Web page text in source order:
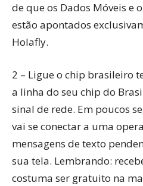
de que os Dados Móveis e
estão apontados
Holafly.
2 – Ligue o chip brasileiro
a linha do seu chip do
sinal de rede. Em poucos
vai se conectar a uma
mensagens de texto
sua tela. Lembrando:
costuma ser gratuito na